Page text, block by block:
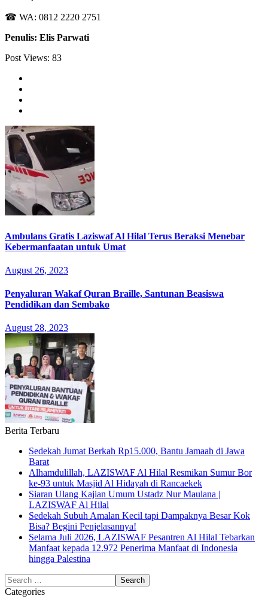
☎ WA: 0812 2220 2751
Penulis: Elis Parwati
Post Views: 83
Ambulans Gratis Laziswaf Al Hilal Terus Beraksi Menebar
Kebermanfaatan untuk Umat
August 26, 2023
Penyaluran Wakaf Quran Braille, Santunan Beasiswa
Pendidikan dan Sembako
August 28, 2023
Berita Terbaru
Sedekah Jumat Berkah Rp15.000, Bantu Jamaah di Jawa
Barat
Alhamdulillah, LAZISWAF Al Hilal Resmikan Sumur Bor
ke-93 untuk Masjid Al Hidayah di Rancaekek
Siaran Ulang Kajian Umum Ustadz Nur Maulana |
LAZISWAF Al Hilal
Sedekah Subuh Amalan Kecil tapi Dampaknya Besar Kok
Bisa? Begini Penjelasannya!
Selama Juli 2026, LAZISWAF Pesantren Al Hilal Tebarkan
Manfaat kepada 12.972 Penerima Manfaat di Indonesia
hingga Palestina
Categories